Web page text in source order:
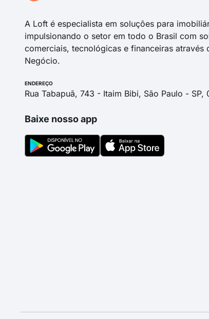
A Loft é especialista em soluções para
impulsionando o setor em todo o Brasil com
comerciais, tecnológicas e financeiras através
Negócio.
ENDEREÇO
Rua Tabapuã, 743 - Itaim Bibi, São Paulo - SP,
Baixe nosso app